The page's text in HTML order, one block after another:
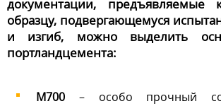
документации, предъявляемые
образцу, подвергающемуся
и изгиб, можно выделить
портландцемента:
М700 – особо прочный